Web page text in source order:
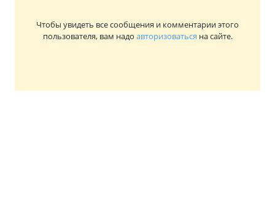
Чтобы увидеть все сообщения и комментарии этого
пользователя, вам надо авторизоваться на сайте.